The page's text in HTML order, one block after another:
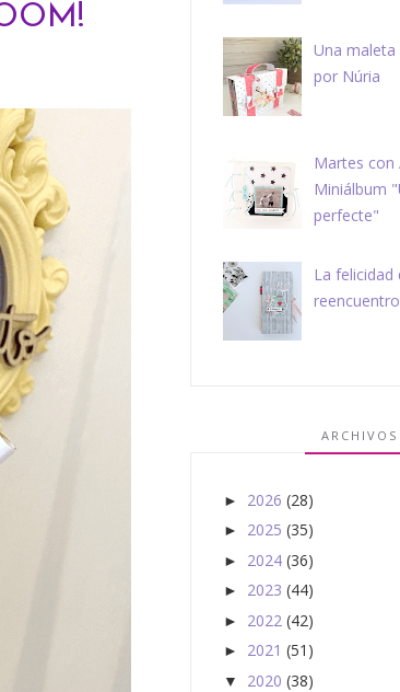
Una maleta
por Núria
Martes con
Miniálbum
perfecte"
La felicidad
reencuentro
ARCHIVOS
► 2026 (28)
► 2025 (35)
► 2024 (36)
► 2023 (44)
► 2022 (42)
► 2021 (51)
▼ 2020 (38)